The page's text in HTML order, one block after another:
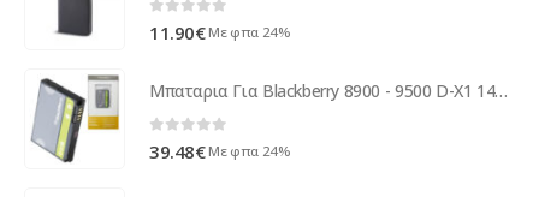
0 out of 5
11.90€ Με φπα 24%
Μπαταρια Για Blackberry 8900 - 9500 D-X1 1400mAh
0 out of 5
39.48€ Με φπα 24%